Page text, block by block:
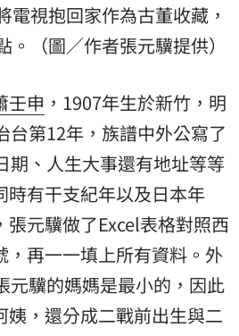
電視抱回家作為古董收藏，
（圖／作者張元驥提供）
壬申 ，1907年生於新竹，明
台第12年，族譜中外公寫了
期、人生大事還有地址等等
時有干支紀年以及日本年
元驥做了Excel表格對照西
，再一一填上所有資料。外
元驥的媽媽是最小的，因此
姨，還分成二戰前出生與二